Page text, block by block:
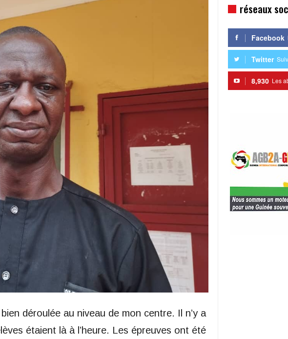
déroulée au niveau de mon centre. Il n’y a
étaient là à l’heure. Les épreuves ont été
réseaux
Facebook
Twitter
8,930 Les